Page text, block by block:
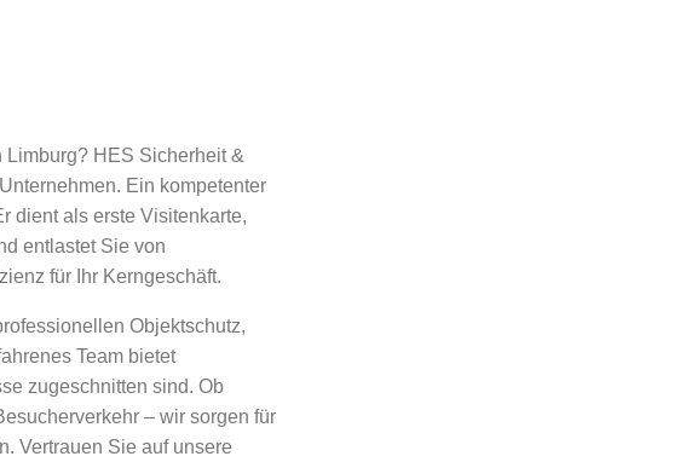
HES Sicherheit &
Ein kompetenter
dient als erste Visitenkarte,
entlastet Sie von
für Ihr Kerngeschäft.
Objektschutz,
Team bietet
zugeschnitten sind. Ob
– wir sorgen für
Vertrauen Sie auf unsere